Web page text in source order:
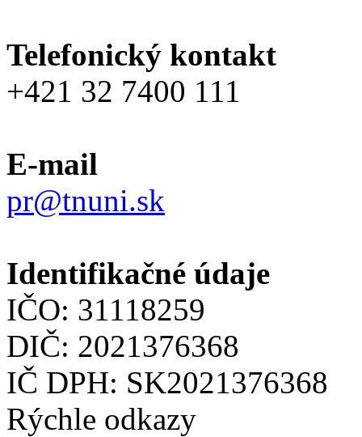
Telefonický kontakt
+421 32 7400 111
E-mail
pr@tnuni.sk
Identifikačné údaje
IČO: 31118259
DIČ: 2021376368
IČ DPH: SK2021376368
Rýchle odkazy